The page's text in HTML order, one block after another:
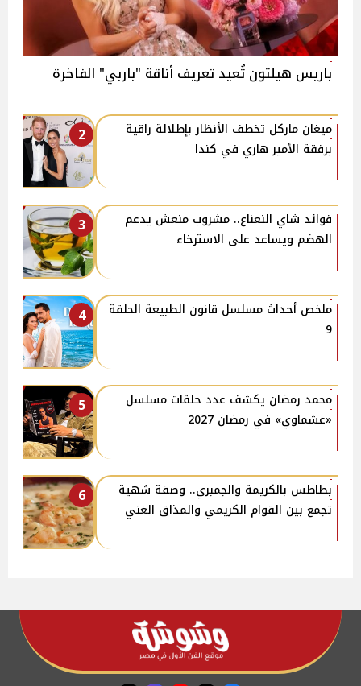
باريس هيلتون تُعيد تعريف أناقة "باربي" الفاخرة
2
ميغان ماركل تخطف الأنظار بإطلالة راقية
برفقة الأمير هاري في كندا
3
فوائد شاي النعناع.. مشروب منعش يدعم
الهضم ويساعد على الاسترخاء
4
ملخص أحداث مسلسل قانون الطبيعة الحلقة
9
5
محمد رمضان يكشف عدد حلقات مسلسل
«عشماوي» في رمضان 2027
6
بطاطس بالكريمة والجمبري.. وصفة شهية
تجمع بين القوام الكريمي والمذاق الغني